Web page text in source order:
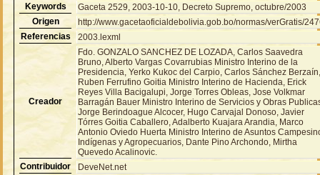
Keywords
Gaceta 2529, 2003-10-10, Decreto Supremo, octubre/2003
Origen
http://www.gacetaoficialdebolivia.gob.bo/normas/verGratis/
Referencias
2003.lexml
Creador
Fdo. GONZALO SANCHEZ DE LOZADA, Carlos Saavedra
Bruno, Alberto Vargas Covarrubias Ministro Interino de la
Presidencia, Yerko Kukoc del Carpio, Carlos Sánchez
Ruben Ferrufino Goitia Ministro Interino de Hacienda, Erick
Reyes Villa Bacigalupi, Jorge Torres Obleas, Jose Volkmar
Barragán Bauer Ministro Interino de Servicios y Obras
Jorge Berindoague Alcocer, Hugo Carvajal Donoso, Javier
Tórres Goitia Caballero, Adalberto Kuajara Arandia, Marco
Antonio Oviedo Huerta Ministro Interino de Asuntos
Indígenas y Agropecuarios, Dante Pino Archondo, Mirtha
Quevedo Acalinovic.
Contribuidor
DeveNet.net